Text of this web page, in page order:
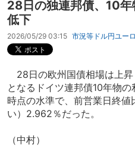
28日の独連邦債、10
低下
2026/05/29 03:15 市況等 ドル円ユー
28日の欧州国債相場は上
となるドイツ連邦債10年物
時点の水準で、前営業日終
い）2.962％だった。
（中村）